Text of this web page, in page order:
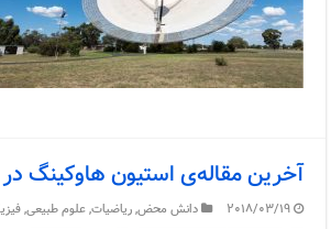
آخرین مقاله‌ی استیون هاوکینگ
2018/03/19 دانش محض,ریاضیات,علوم طبیعی,